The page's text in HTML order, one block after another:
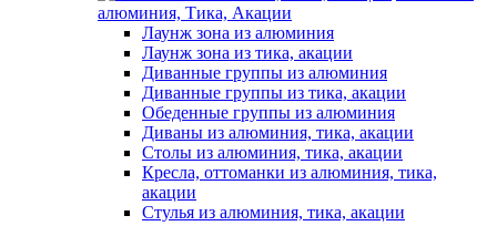
алюминия, Тика, Акации
Лаунж зона из алюминия
Лаунж зона из тика, акации
Диванные группы из алюминия
Диванные группы из тика, акации
Обеденные группы из алюминия
Диваны из алюминия, тика, акации
Столы из алюминия, тика, акации
Кресла, оттоманки из алюминия, тика,
акации
Стулья из алюминия, тика, акации